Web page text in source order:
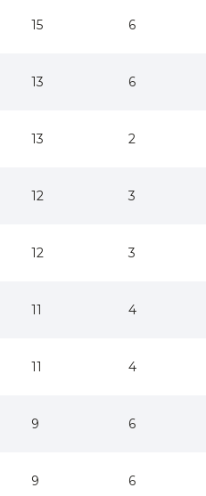
15 6
13 6
13 2
12 3
12 3
11 4
11 4
9 6
9 6